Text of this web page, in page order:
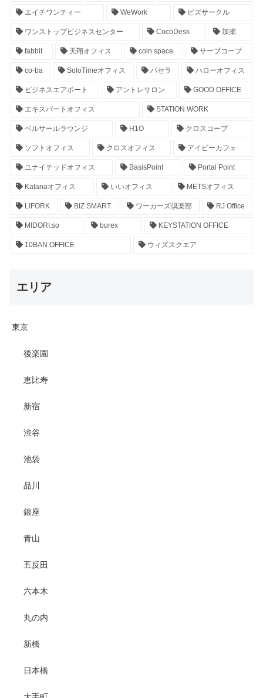
エイチワンティー WeWork ビズサークル
ワンストップビジネスセンター CocoDesk 加瀬
fabbit 天翔オフィス coin space サーブコープ
co-ba SoloTimeオフィス パセラ ハローオフィス
ビジネスエアポート アントレサロン GOOD OFFICE
エキスパートオフィス STATION WORK
ベルサールラウンジ H1O クロスコープ
ソフトオフィス クロスオフィス アイビーカフェ
ユナイテッドオフィス BasisPoint Portal Point
Katanaオフィス いいオフィス METSオフィス
LIFORK BIZ SMART ワーカーズ倶楽部 RJ Office
MIDORI.so burex KEYSTATION OFFICE
10BAN OFFICE ウィズスクエア
エリア
東京
後楽園
恵比寿
新宿
渋谷
池袋
品川
銀座
青山
五反田
六本木
丸の内
新橋
日本橋